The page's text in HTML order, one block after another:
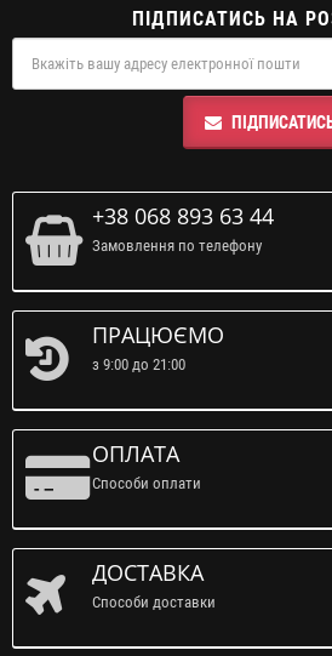
ПІДПИСАТИСЬ НА
+38 068 893 63 44
Замовлення по телефону
ПРАЦЮЄМО
з 9:00 до 21:00
ОПЛАТА
Способи оплати
ДОСТАВКА
Способи доставки